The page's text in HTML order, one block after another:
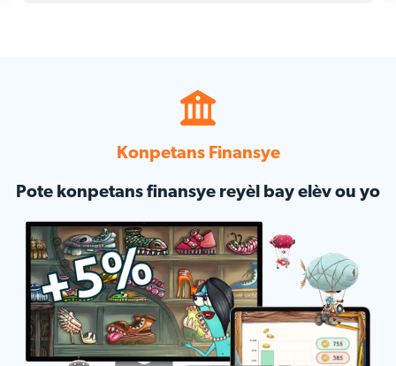
Konpetans Finansye
Pote konpetans finansye reyèl bay elèv ou yo